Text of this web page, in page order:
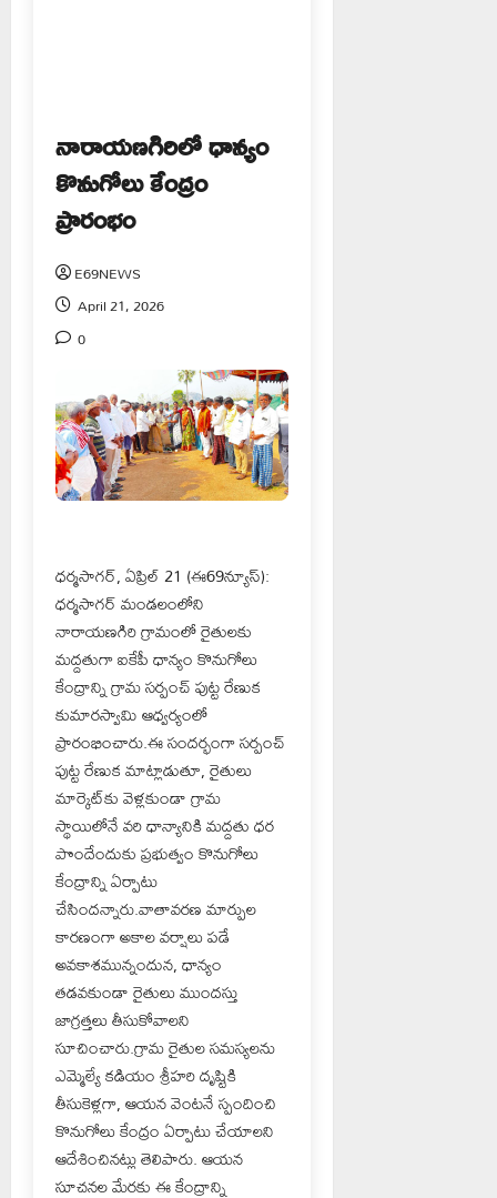
నారాయణగిరిలో ధాన్యం
కొనుగోలు కేంద్రం
ప్రారంభం
E69NEWS
April 21, 2026
0
ధర్మసాగర్, ఏప్రిల్ 21 (ఈ69న్యూస్):
ధర్మసాగర్ మండలంలోని
నారాయణగిరి గ్రామంలో రైతులకు
మద్దతుగా ఐకేపీ ధాన్యం కొనుగోలు
కేంద్రాన్ని గ్రామ సర్పంచ్ పుట్ట రేణుక
కుమారస్వామి ఆధ్వర్యంలో
ప్రారంభించారు.ఈ సందర్భంగా సర్పంచ్
పుట్ట రేణుక మాట్లాడుతూ, రైతులు
మార్కెట్‌కు వెళ్లకుండా గ్రామ
స్థాయిలోనే వరి ధాన్యానికి మద్దతు ధర
పొందేందుకు ప్రభుత్వం కొనుగోలు
కేంద్రాన్ని ఏర్పాటు
చేసిందన్నారు.వాతావరణ మార్పుల
కారణంగా అకాల వర్షాలు పడే
అవకాశమున్నందున, ధాన్యం
తడవకుండా రైతులు ముందస్తు
జాగ్రత్తలు తీసుకోవాలని
సూచించారు.గ్రామ రైతుల సమస్యలను
ఎమ్మెల్యే కడియం శ్రీహరి దృష్టికి
తీసుకెళ్లగా, ఆయన వెంటనే స్పందించి
కొనుగోలు కేంద్రం ఏర్పాటు చేయాలని
ఆదేశించినట్లు తెలిపారు. ఆయన
సూచనల మేరకు ఈ కేంద్రాన్ని